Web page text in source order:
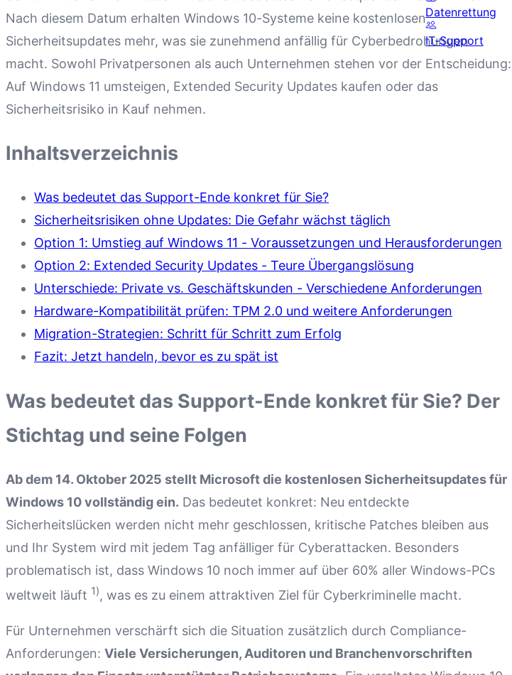
Datenrettung
IT-Support
Nach diesem Datum erhalten Windows 10-Systeme keine kostenlosen
Sicherheitsupdates mehr, was sie zunehmend anfällig für Cyberbedrohungen
macht. Sowohl Privatpersonen als auch Unternehmen stehen vor der Entscheidung:
Auf Windows 11 umsteigen, Extended Security Updates kaufen oder das
Sicherheitsrisiko in Kauf nehmen.
Inhaltsverzeichnis
Was bedeutet das Support-Ende konkret für Sie?
Sicherheitsrisiken ohne Updates: Die Gefahr wächst täglich
Option 1: Umstieg auf Windows 11 - Voraussetzungen und Herausforderungen
Option 2: Extended Security Updates - Teure Übergangslösung
Unterschiede: Private vs. Geschäftskunden - Verschiedene Anforderungen
Hardware-Kompatibilität prüfen: TPM 2.0 und weitere Anforderungen
Migration-Strategien: Schritt für Schritt zum Erfolg
Fazit: Jetzt handeln, bevor es zu spät ist
Was bedeutet das Support-Ende konkret für Sie? Der
Stichtag und seine Folgen
Ab dem 14. Oktober 2025 stellt Microsoft die kostenlosen Sicherheitsupdates für
Windows 10 vollständig ein. Das bedeutet konkret: Neu entdeckte
Sicherheitslücken werden nicht mehr geschlossen, kritische Patches bleiben aus
und Ihr System wird mit jedem Tag anfälliger für Cyberattacken. Besonders
problematisch ist, dass Windows 10 noch immer auf über 60% aller Windows-PCs
weltweit läuft 1), was es zu einem attraktiven Ziel für Cyberkriminelle macht.
Für Unternehmen verschärft sich die Situation zusätzlich durch Compliance-
Anforderungen: Viele Versicherungen, Auditoren und Branchenvorschriften